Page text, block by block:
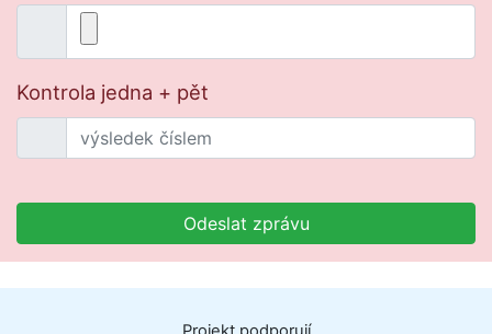
Kontrola jedna + pět
Odeslat zprávu